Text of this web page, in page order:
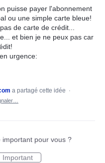
puisse payer l'abonnement
ou une simple carte bleue!
de carte de crédit...
et bien je ne peux pas car
urgence:
a partagé cette idée
·
important pour vous ?
Important